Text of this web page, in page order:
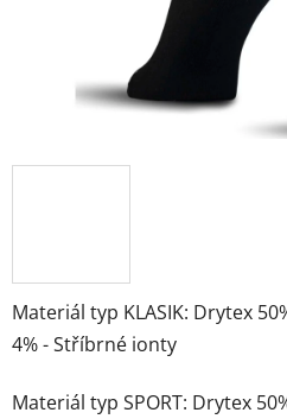
Materiál typ KLASIK: Drytex
4% - Stříbrné ionty
Materiál typ SPORT: Drytex